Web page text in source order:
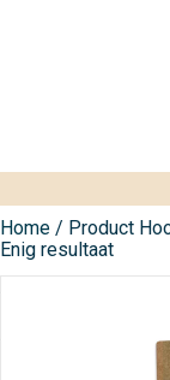
Home / Product
Enig resultaat